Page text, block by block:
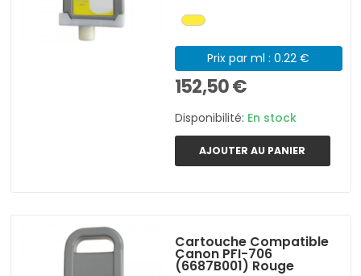
Prix par ml : 0.22 €
152,50 €
Disponibilité: En stock
AJOUTER AU PANIER
Cartouche Compatible
Canon PFI-706
(6687B001) Rouge